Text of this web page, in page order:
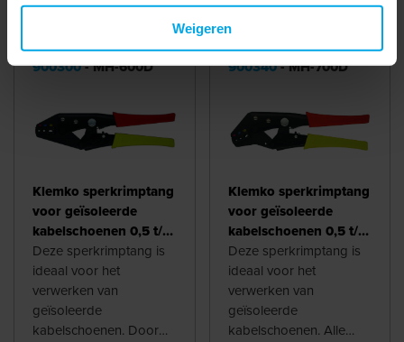
Weigeren
900300- MH-600D
Klemko sperkrimptang
voor geïsoleerde
kabelschoenen 0,5 t/m
6,0 mm², recht
Deze sperkrimptang is
ideaal voor het
verwerken van
geïsoleerde
kabelschoenen. Door
900340- MH-700D
Klemko sperkrimptang
voor geïsoleerde
kabelschoenen 0,5 t/m
6,0 mm², 45°
Deze sperkrimptang is
ideaal voor het
verwerken van
geïsoleerde
kabelschoenen. Alle